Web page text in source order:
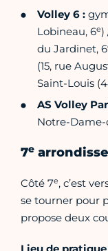
Volley 6 :
Lobineau, 6e)
du Jardinet, 6
(15, rue
Saint-Louis
AS Volley
Notre-Dame-
7e
Côté 7e, c’est
se tourner pour
propose deux